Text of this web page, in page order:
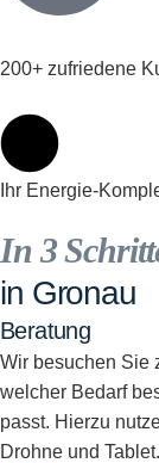
200+ zufriedene
Ihr Energie-
In 3
in Gronau
Beratung
Wir besuchen Sie
welcher Bedarf
passt. Hierzu
Drohne und Tablet.